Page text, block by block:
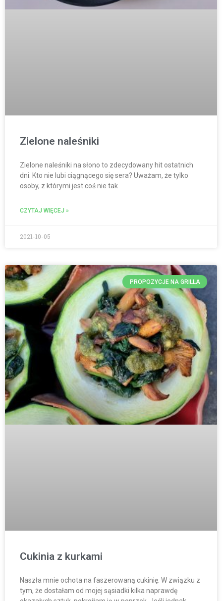
Zielone naleśniki
Zielone naleśniki na słono to zdecydowany hit ostatnich
dni. Kto nie lubi ciągnącego się sera? Uważam, że tylko
osoby, z którymi jest coś nie tak
CZYTAJ WIĘCEJ »
2021-10-05
PROPOZYCJE NA GRILLA
Cukinia z kurkami
Naszła mnie ochota na faszerowaną cukinię. W związku z
tym, że dostałam od mojej sąsiadki kilka naprawdę